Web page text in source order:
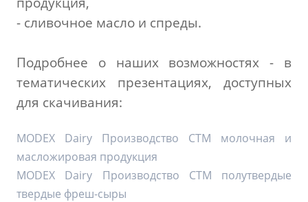
- сливочное масло и спреды.
Подробнее о наших возможностях - в
тематических презентациях, доступных
для скачивания:
MODEX Dairy Производство СТМ молочная и
масложировая продукция
MODEX Dairy Производство СТМ полутвердые
твердые фреш-сыры